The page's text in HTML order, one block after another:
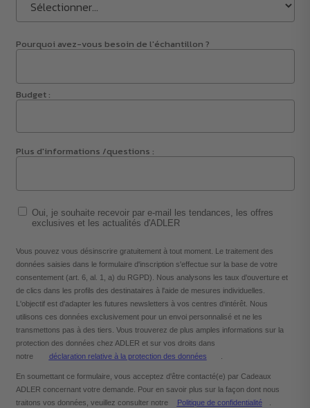
Pourquoi avez-vous besoin de l'échantillon ?
Budget :
Plus d'informations /questions :
Oui, je souhaite recevoir par e-mail les tendances, les offres
exclusives et les actualités d'ADLER
Vous pouvez vous désinscrire gratuitement à tout moment. Le traitement des
données saisies dans le formulaire d'inscription s'effectue sur la base de votre
consentement (art. 6, al. 1, a) du RGPD). Nous analysons les taux d'ouverture et
de clics dans les profils des destinataires à l'aide de mesures individuelles.
L'objectif est d'adapter les futures newsletters à vos centres d'intérêt. Nous
utilisons ces données exclusivement pour un envoi personnalisé et ne les
transmettons pas à des tiers. Vous trouverez de plus amples informations sur la
protection des données chez ADLER et sur vos droits dans
notre
déclaration relative à la protection des données
En soumettant ce formulaire, vous acceptez d'être contacté(e) par Cadeaux
ADLER concernant votre demande. Pour en savoir plus sur la façon dont nous
traitons vos données, veuillez consulter notre
Politique de confidentialité